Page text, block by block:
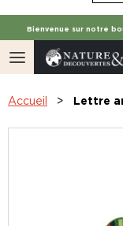
Bienvenue sur notre
Accueil Lettre